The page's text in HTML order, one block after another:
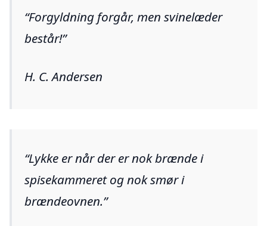
Forgyldning forgår, men svinelæder
består!
H. C. Andersen
Lykke er når der er nok brænde i
spisekammeret og nok smør i
brændeovnen.